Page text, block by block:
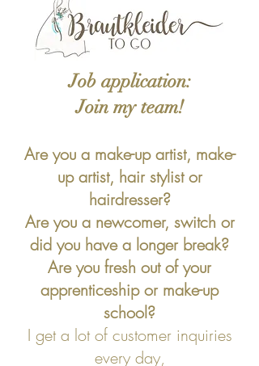
Job application:
Join my team!
Are you a make-up artist, make-
up artist, hair stylist or
hairdresser?
Are you a newcomer, switch or
did you have a longer break?
Are you fresh out of your
apprenticeship or make-up
school?
I get a lot of customer inquiries
every day,